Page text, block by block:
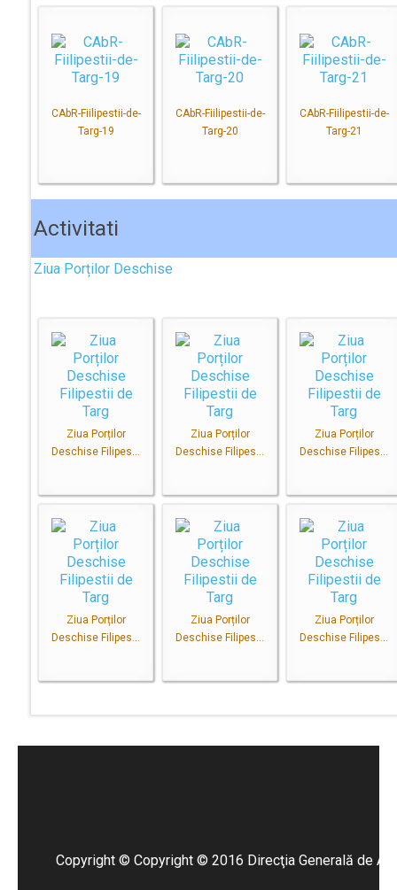
CAbR-Fiilipestii-de-
Targ-19
CAbR-Fiilipestii-de-
Targ-20
CAbR-Fiilipestii-de-
Targ-21
Activitati
Ziua Porților Deschise
Ziua Porților
Deschise Filipes...
Ziua Porților
Deschise Filipes...
Ziua Porților
Deschise Filipes...
Ziua Porților
Deschise Filipes...
Ziua Porților
Deschise Filipes...
Ziua Porților
Deschise Filipes...
Copyright © Copyright © 2016 Direcţia Generală de